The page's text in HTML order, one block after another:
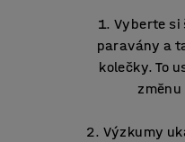
Vyberte si
paravány a
kolečky. To
Výzkumy